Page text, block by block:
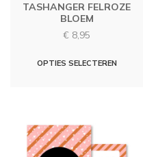
TASHANGER FELROZE
BLOEM
€ 8,95
OPTIES SELECTEREN